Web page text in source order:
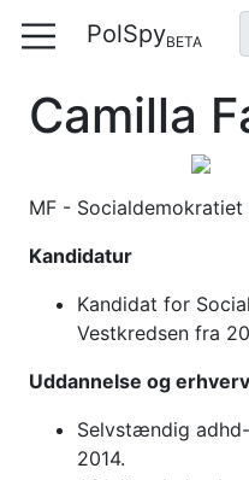
PolSpyBETA
Camilla
MF - Socialdemokratiet
Kandidatur
Kandidat for
Vestkredsen fra
Uddannelse og erhverv
Selvstændig
2014.